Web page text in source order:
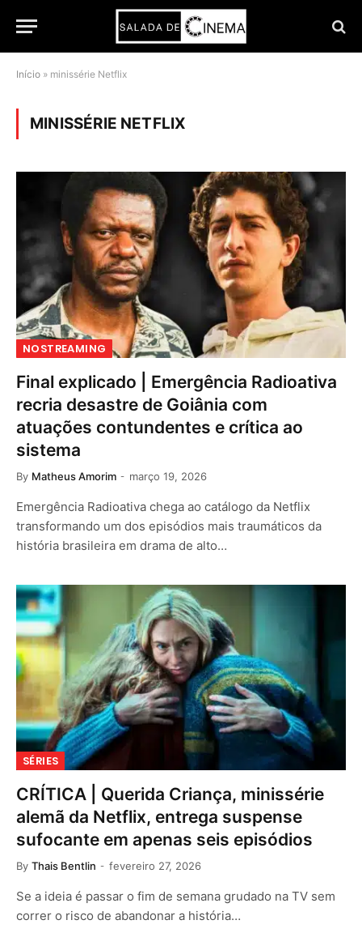
Início » minissérie Netflix
MINISSÉRIE NETFLIX
NOSTREAMING
Final explicado | Emergência Radioativa
recria desastre de Goiânia com
atuações contundentes e crítica ao
sistema
By Matheus Amorim março 19, 2026
Emergência Radioativa chega ao catálogo da Netflix
transformando um dos episódios mais traumáticos da
história brasileira em drama de alto…
SÉRIES
CRÍTICA | Querida Criança, minissérie
alemã da Netflix, entrega suspense
sufocante em apenas seis episódios
By Thais Bentlin fevereiro 27, 2026
Se a ideia é passar o fim de semana grudado na TV sem
correr o risco de abandonar a história…